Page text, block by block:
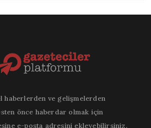
haberlerden ve gelişmelerden
önce haberdar olmak için
e-posta adresini ekleyebilirsiniz.